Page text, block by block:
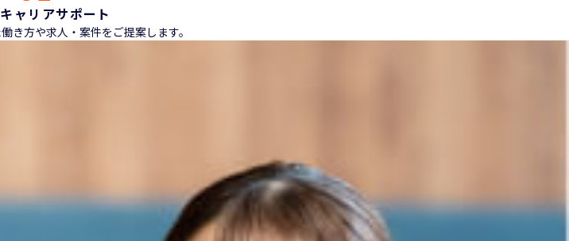
ャリアサポート
き方や求人・案件をご提案します。